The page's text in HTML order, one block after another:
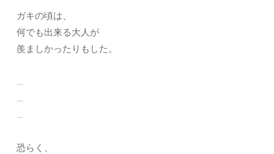
ガキの頃は、
何でも出来る大人が
羨ましかったりもした。
…
…
…
恐らく、